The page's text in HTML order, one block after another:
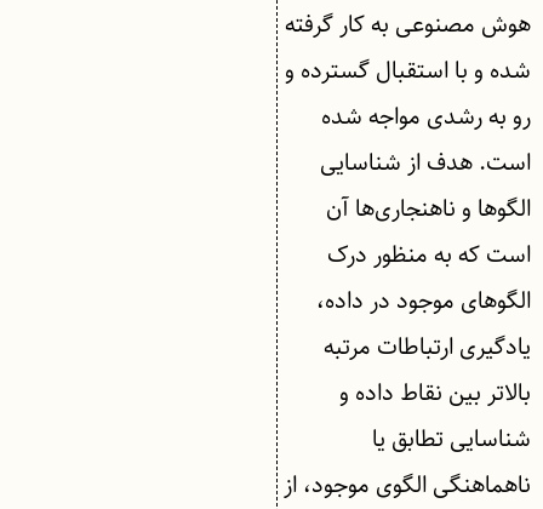
هوش مصنوعی به کار گرفته
شده و با استقبال گسترده و
رو به رشدی مواجه شده
است. هدف از شناسایی
الگوها و ناهنجاری‌ها آن
است که به منظور درک
الگوهای موجود در داده،
یادگیری ارتباطات مرتبه
بالاتر بین نقاط داده و
شناسایی تطابق یا
ناهماهنگی الگوی موجود، از